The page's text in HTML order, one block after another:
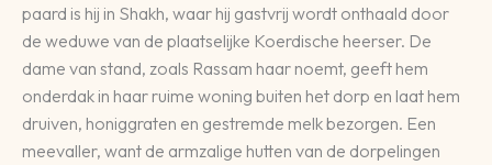
paard is hij in Shakh, waar hij gastvrij wordt onthaald door
de weduwe van de plaatselijke Koerdische heerser. De
dame van stand, zoals Rassam haar noemt, geeft hem
onderdak in haar ruime woning buiten het dorp en laat hem
druiven, honiggraten en gestremde melk bezorgen. Een
meevaller, want de armzalige hutten van de dorpelingen